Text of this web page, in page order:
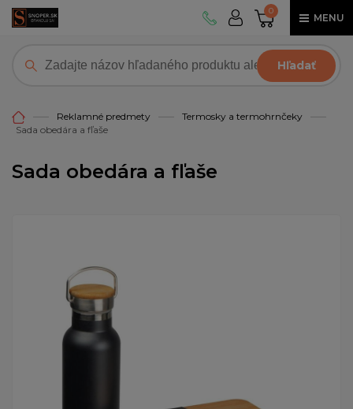
0
MENU
Hľadať
Reklamné predmety
Termosky a termohrnčeky
Sada obedára a fľaše
Sada obedára a fľaše